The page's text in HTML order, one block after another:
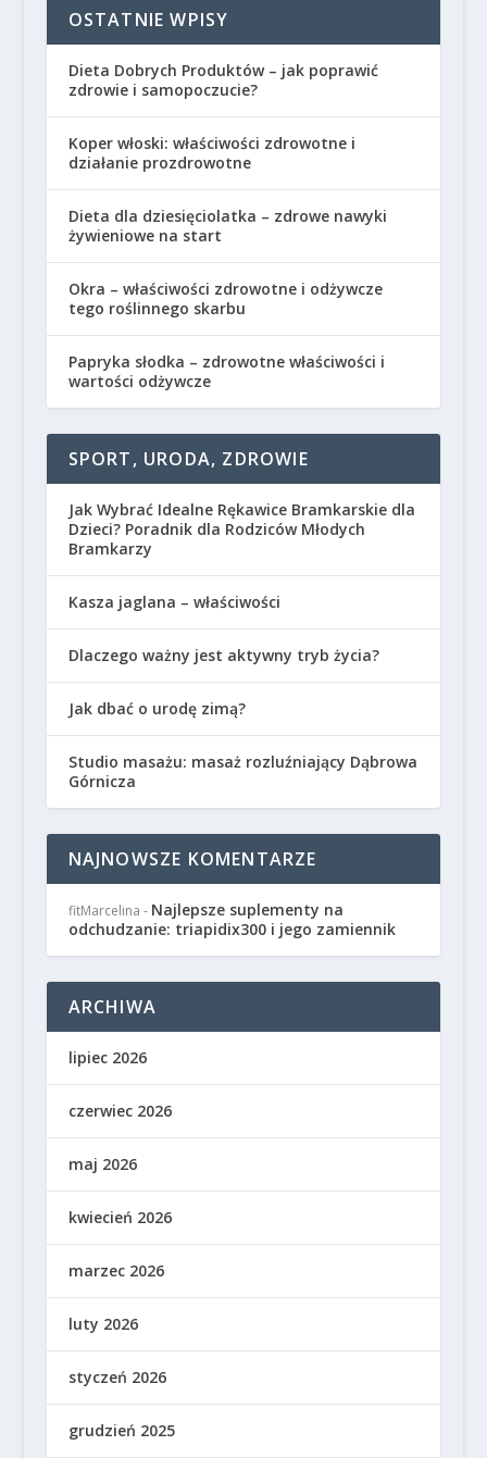
OSTATNIE WPISY
Dieta Dobrych Produktów – jak poprawić
zdrowie i samopoczucie?
Koper włoski: właściwości zdrowotne i
działanie prozdrowotne
Dieta dla dziesięciolatka – zdrowe nawyki
żywieniowe na start
Okra – właściwości zdrowotne i odżywcze
tego roślinnego skarbu
Papryka słodka – zdrowotne właściwości i
wartości odżywcze
SPORT, URODA, ZDROWIE
Jak Wybrać Idealne Rękawice Bramkarskie dla
Dzieci? Poradnik dla Rodziców Młodych
Bramkarzy
Kasza jaglana – właściwości
Dlaczego ważny jest aktywny tryb życia?
Jak dbać o urodę zimą?
Studio masażu: masaż rozluźniający Dąbrowa
Górnicza
NAJNOWSZE KOMENTARZE
fitMarcelina - Najlepsze suplementy na
odchudzanie: triapidix300 i jego zamiennik
ARCHIWA
lipiec 2026
czerwiec 2026
maj 2026
kwiecień 2026
marzec 2026
luty 2026
styczeń 2026
grudzień 2025